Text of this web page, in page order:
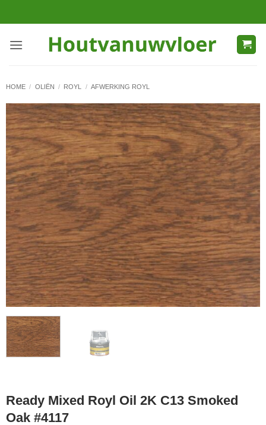
naar
HOME / OLIËN / ROYL / AFWERKING ROYL
Ready Mixed Royl Oil 2K C13 Smoked
Oak #4117